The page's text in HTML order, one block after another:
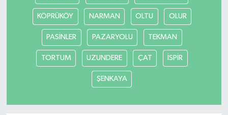
KÖPRÜKÖY NARMAN OLTU OLUR
PASİNLER PAZARYOLU TEKMAN
TORTUM UZUNDERE ÇAT İSPİR
ŞENKAYA